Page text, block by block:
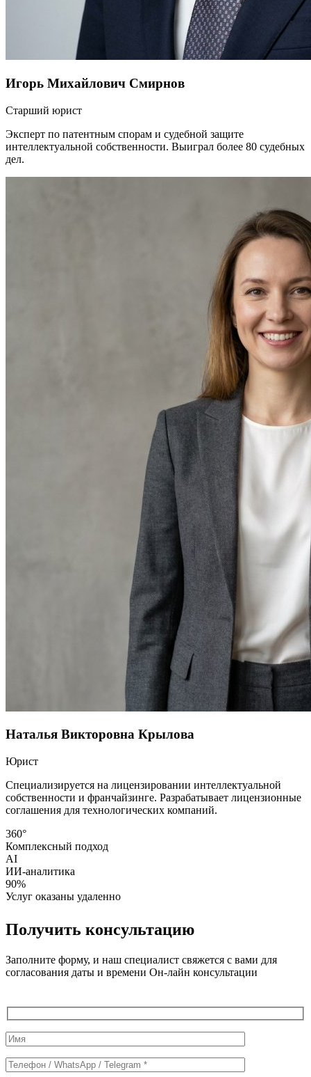
Игорь Михайлович Смирнов
Старший юрист
Эксперт по патентным спорам и судебной защите
интеллектуальной собственности. Выиграл более 80 судебных
дел.
Наталья Викторовна Крылова
Юрист
Специализируется на лицензировании интеллектуальной
собственности и франчайзинге. Разрабатывает лицензионные
соглашения для технологических компаний.
360°
Комплексный подход
AI
ИИ-аналитика
90%
Услуг оказаны удаленно
Получить консультацию
Заполните форму, и наш специалист свяжется с вами для
согласования даты и времени Он-лайн консультации
Служебные
поля
формы